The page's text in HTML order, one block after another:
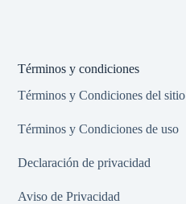
Términos y condiciones
Términos y Condiciones del sitio
Términos y Condiciones de uso
Declaración de privacidad
Aviso de Privacidad